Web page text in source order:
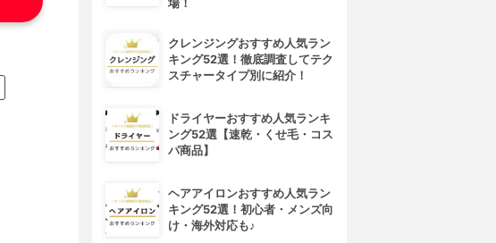
場！
クレンジングおすすめ人気ラン
キング52選！徹底調査してテク
スチャータイプ別に紹介！
ドライヤーおすすめ人気ランキ
ング52選【速乾・くせ毛・コス
パ商品】
ヘアアイロンおすすめ人気ラン
キング52選！初心者・メンズ向
け・海外対応も♪